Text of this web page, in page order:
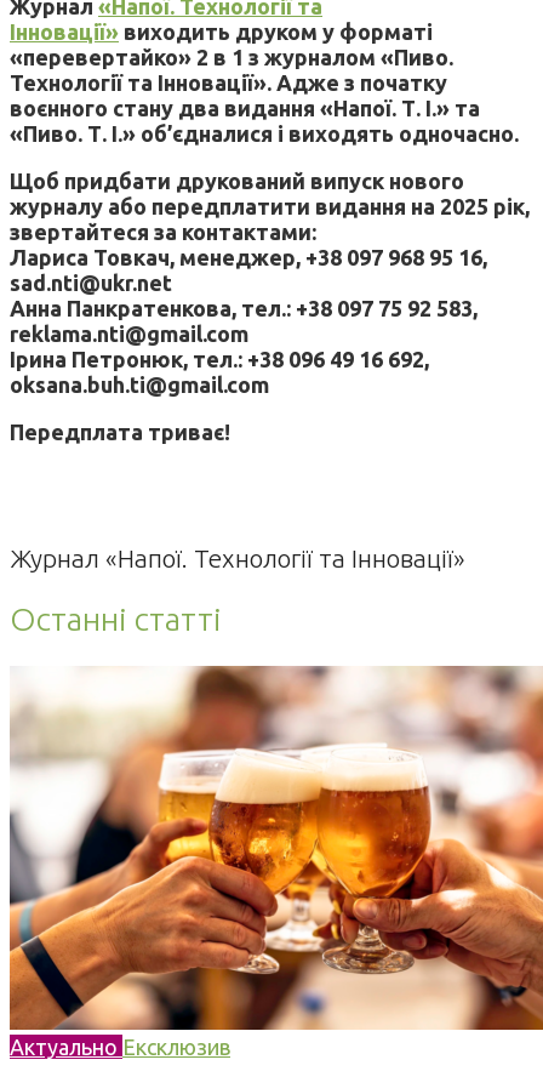
Журнал «Напої. Технології та
Інновації» виходить друком у форматі
«перевертайко» 2 в 1 з журналом «Пиво.
Технології та Інновації». Адже з початку
воєнного стану два видання «Напої. Т. І.» та
«Пиво. Т. І.» об’єдналися і виходять одночасно.
Щоб придбати друкований випуск нового
журналу або передплатити видання на 2025 рік,
звертайтеся за контактами:
Лариса Товкач, менеджер, +38 097 968 95 16,
sad.nti@ukr.net
Анна Панкратенкова, тел.: +38 097 75 92 583,
reklama.nti@gmail.com
Ірина Петронюк, тел.: +38 096 49 16 692,
oksana.buh.ti@gmail.com
Передплата триває!
Журнал «Напої. Технології та Інновації»
Останні статті
Актуально Ексклюзив